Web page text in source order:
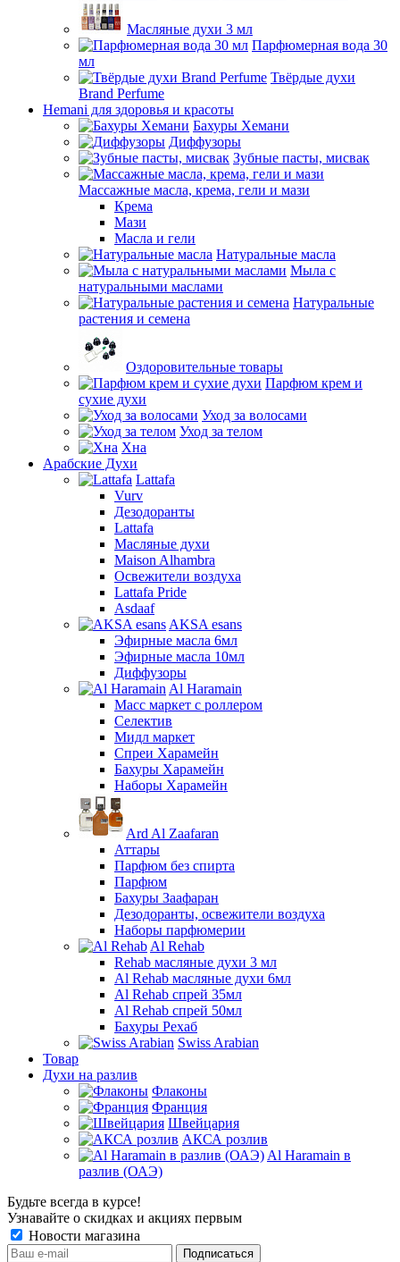
Масляные духи 3 мл
Парфюмерная вода 30
мл
Твёрдые духи
Brand Perfume
Hemani для здоровья и красоты
Бахуры Хемани
Диффузоры
Зубные пасты, мисвак
Массажные масла, крема, гели и мази
Крема
Мази
Масла и гели
Натуральные масла
Мыла с
натуральными маслами
Натуральные
растения и семена
Оздоровительные товары
Парфюм крем и
сухие духи
Уход за волосами
Уход за телом
Хна
Арабские Духи
Lattafa
Vurv
Дезодоранты
Lattafa
Масляные духи
Maison Alhambra
Освежители воздуха
Lattafa Pride
Asdaaf
AKSA esans
Эфирные масла 6мл
Эфирные масла 10мл
Диффузоры
Al Haramain
Масс маркет с роллером
Селектив
Мидл маркет
Спреи Харамейн
Бахуры Харамейн
Наборы Харамейн
Ard Al Zaafaran
Аттары
Парфюм без спирта
Парфюм
Бахуры Заафаран
Дезодоранты, освежители воздуха
Наборы парфюмерии
Al Rehab
Rehab масляные духи 3 мл
Al Rehab масляные духи 6мл
Al Rehab спрей 35мл
Al Rehab спрей 50мл
Бахуры Рехаб
Swiss Arabian
Товар
Духи на разлив
Флаконы
Франция
Швейцария
АКСА розлив
Al Haramain в
разлив (ОАЭ)
Будьте всегда в курсе!
Узнавайте о скидках и акциях первым
Новости магазина